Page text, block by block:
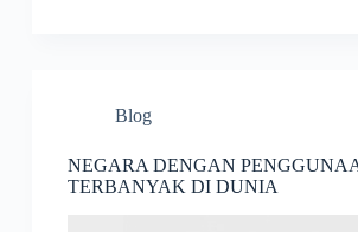
Blog
NEGARA DENGAN
TERBANYAK DI DUNIA